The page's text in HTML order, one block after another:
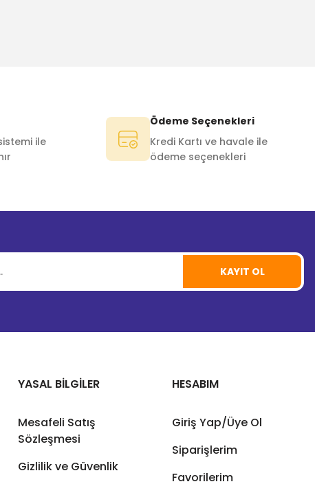
ile
Ödeme Seçenekleri
Kredi Kartı ve havale ile
ödeme seçenekleri
KAYIT OL
YASAL BİLGİLER
Mesafeli Satış
Sözleşmesi
Gizlilik ve Güvenlik
HESABIM
Giriş Yap/Üye Ol
Siparişlerim
Favorilerim